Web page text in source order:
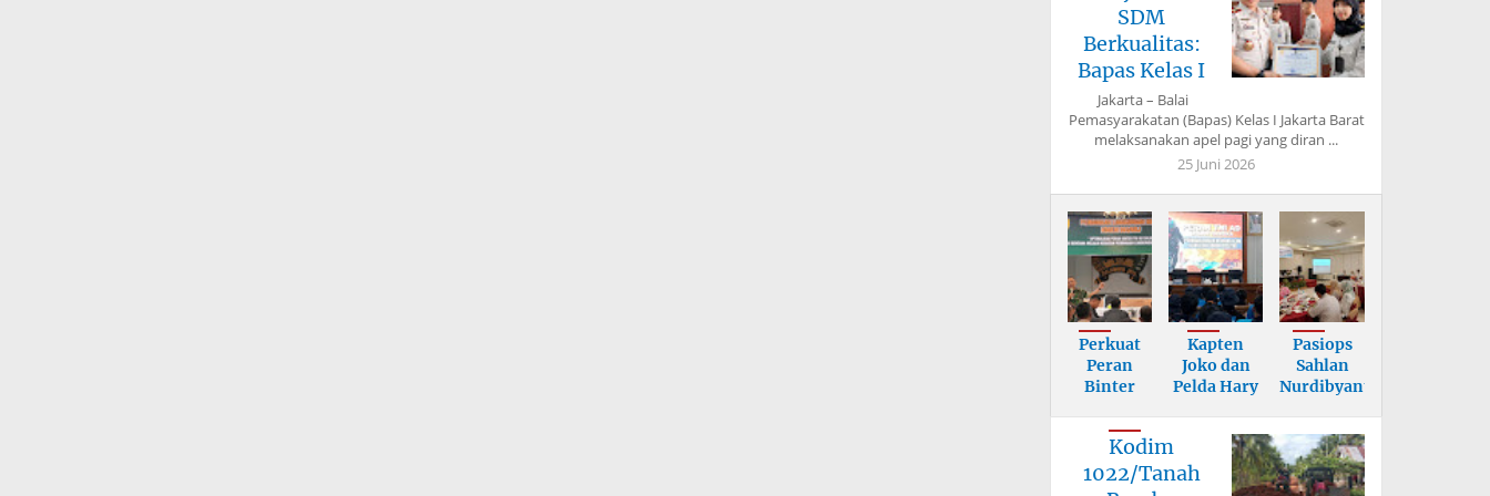
SDM
Berkualitas:
Bapas Kelas I
Jakarta – Balai
Pemasyarakatan (Bapas) Kelas I Jakarta Barat
melaksanakan apel pagi yang diran ...
25 Juni 2026
Perkuat
Peran
Binter
Mitigasi
Benc
Kapten
Joko dan
Pelda Hary
Pasiops
Sahlan
Nurdibyanto
Kodim
1022/Tanah